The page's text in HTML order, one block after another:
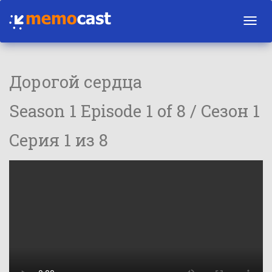
Дорогой сердца
Season 1 Episode 1 of 8 / Сезон 1
Серия 1 из 8